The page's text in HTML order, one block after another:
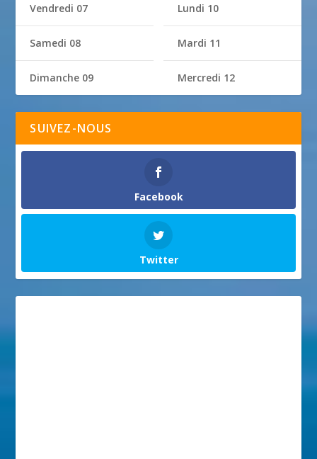
Vendredi 07
Samedi 08
Dimanche 09
Lundi 10
Mardi 11
Mercredi 12
SUIVEZ-NOUS
Facebook
Twitter